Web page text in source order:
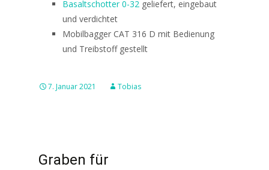
Basaltschotter 0-32 geliefert, eingebaut
und verdichtet
Mobilbagger CAT 316 D mit Bedienung
und Treibstoff gestellt
7. Januar 2021 Tobias
Graben für